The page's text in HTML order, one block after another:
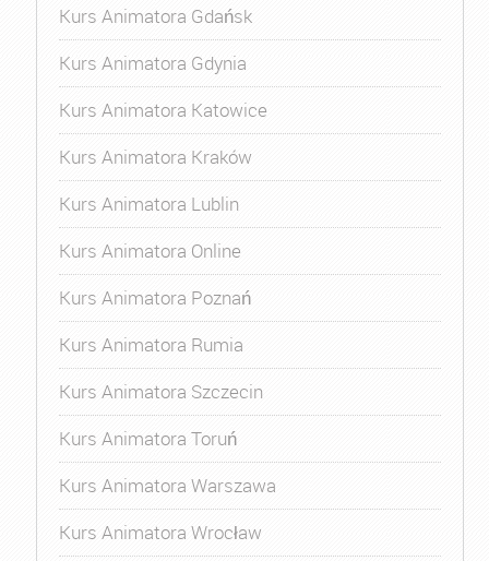
Kurs Animatora Gdańsk
Kurs Animatora Gdynia
Kurs Animatora Katowice
Kurs Animatora Kraków
Kurs Animatora Lublin
Kurs Animatora Online
Kurs Animatora Poznań
Kurs Animatora Rumia
Kurs Animatora Szczecin
Kurs Animatora Toruń
Kurs Animatora Warszawa
Kurs Animatora Wrocław